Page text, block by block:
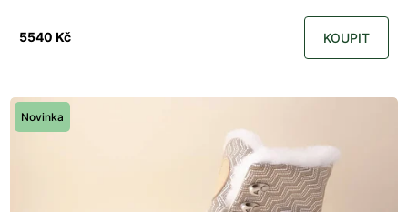
5540 Kč KOUPIT
Novinka